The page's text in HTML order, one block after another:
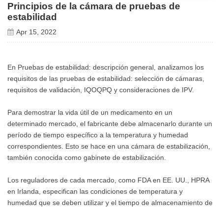
Principios de la cámara de pruebas de
estabilidad
Apr 15, 2022
En Pruebas de estabilidad: descripción general, analizamos los
requisitos de las pruebas de estabilidad: selección de cámaras,
requisitos de validación, IQOQPQ y consideraciones de IPV.
Para demostrar la vida útil de un medicamento en un
determinado mercado, el fabricante debe almacenarlo durante un
período de tiempo específico a la temperatura y humedad
correspondientes. Esto se hace en una cámara de estabilización,
también conocida como gabinete de estabilización.
Los reguladores de cada mercado, como FDA en EE. UU., HPRA
en Irlanda, especifican las condiciones de temperatura y
humedad que se deben utilizar y el tiempo de almacenamiento de